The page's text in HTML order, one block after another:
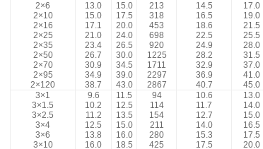
2×6
2×10
2×16
2×25
2×35
2×50
2×70
2×95
2×120
13.0
15.0
17.1
21.0
23.4
26.7
30.9
34.9
38.7
15.0
17.5
20.0
24.0
26.5
30.0
34.5
39.0
43.0
213
318
453
698
920
1225
1711
2297
2867
14.5
16.5
18.6
22.5
24.9
28.2
32.9
36.9
40.7
17.0
19.0
21.5
25.5
28.0
31.5
37.0
41.0
45.0
3×1
3×1.5
3×2.5
3×4
3×6
3×10
9.6
10.2
11.2
12.5
13.8
16.0
11.5
12.5
13.5
15.0
16.0
18.5
94
114
154
211
280
425
10.6
11.7
12.7
14.0
15.3
17.5
13.0
14.0
15.0
16.5
17.5
20.0